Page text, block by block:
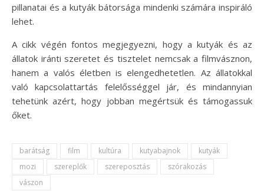
pillanatai és a kutyák bátorsága mindenki számára inspiráló
lehet.
A cikk végén fontos megjegyezni, hogy a kutyák és az
állatok iránti szeretet és tisztelet nemcsak a filmvásznon,
hanem a valós életben is elengedhetetlen. Az állatokkal
való kapcsolattartás felelősséggel jár, és mindannyian
tehetünk azért, hogy jobban megértsük és támogassuk
őket.
barátság film kultúra kutyabajnok
kutyák
mozi
szereplők szereposztás
szórakozás
vászon